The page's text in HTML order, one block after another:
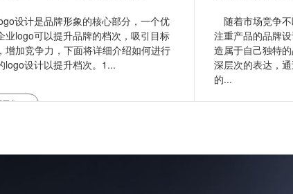
设计是品牌形象的核心部分，一个优
业logo可以提升品牌的档次，吸引目标
增加竞争力，下面将详细介绍如何进行
logo设计以提升档次。1...
更多
随着市场竞争
注重产品的品牌
造属于自己独特
深层次的表达，
的...